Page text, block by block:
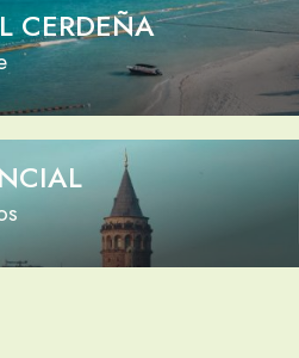
CERDEÑA